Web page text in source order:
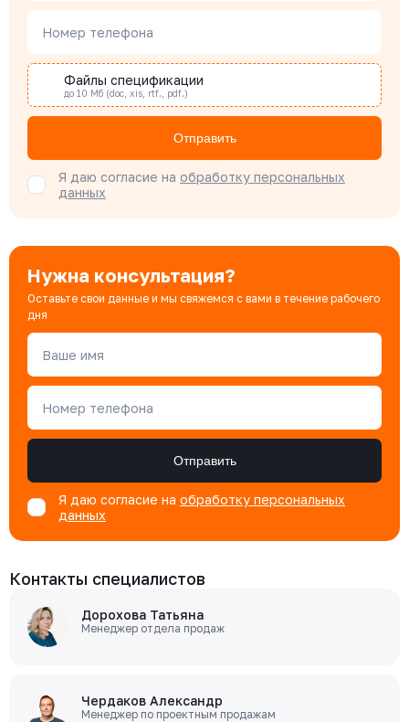
Специалист отдела снабжения
Бондарюк Евгения
Специалист отдела продаж
Номер телефона
Файлы спецификации
до 10 Мб (doc, xis, rtf., pdf.)
Отправить
Я даю согласие на обработку персональных
данных
Нужна консультация?
Оставьте свои данные и мы свяжемся с вами в течение рабочего
дня
Ваше имя
Номер телефона
Отправить
Я даю согласие на обработку персональных
данных
Контакты специалистов
Дорохова Татьяна
Менеджер отдела продаж
Чердаков Александр
Менеджер по проектным продажам